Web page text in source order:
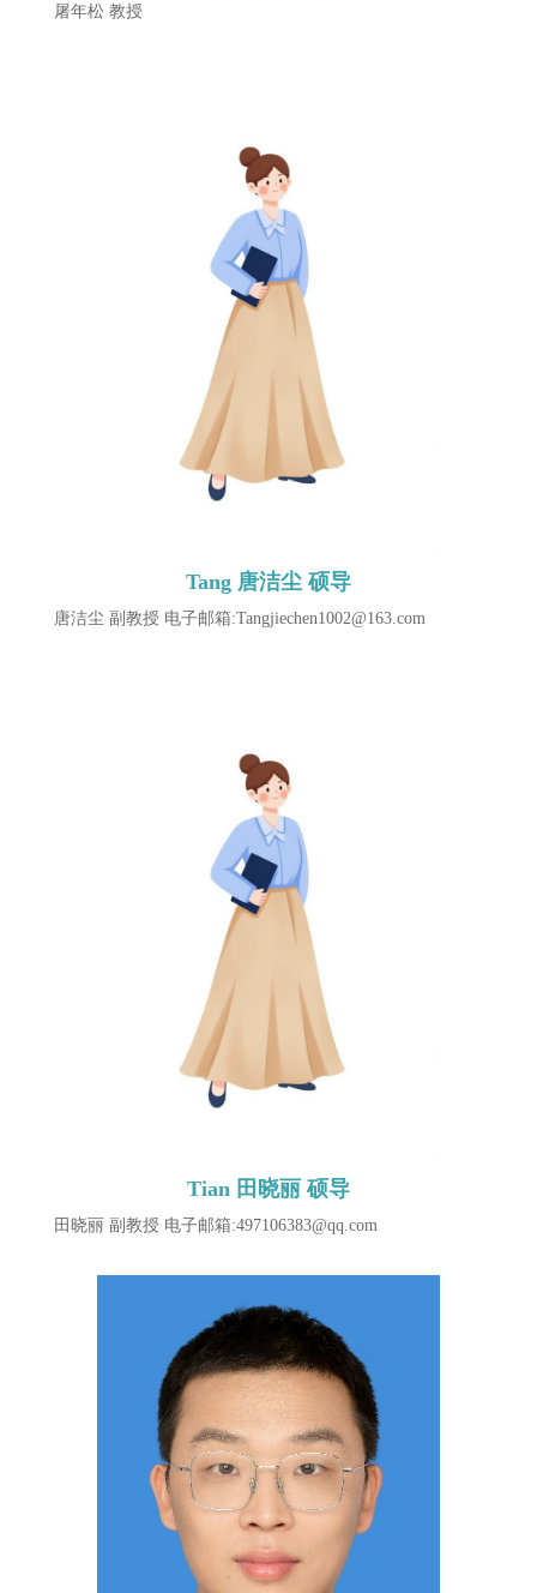
屠年松 教授
Tang 唐洁尘 硕导
唐洁尘 副教授 ​电子邮箱:Tangjiechen1002@163.com
Tian 田晓丽 硕导
田晓丽 副教授 ​电子邮箱:497106383@qq.com